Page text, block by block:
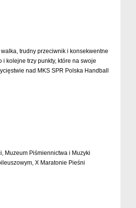
trudny przeciwnik i konsekwentne
i kolejne trzy punkty, które na swoje
nad MKS SPR Polska Handball
Muzeum Piśmiennictwa i Muzyki
X Maratonie Pieśni